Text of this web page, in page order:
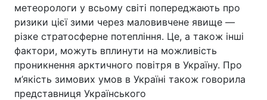
метеорологи у всьому світі попереджають про
ризики цієї зими через маловивчене явище —
різке стратосферне потепління. Це, а також інші
фактори, можуть вплинути на можливість
проникнення арктичного повітря в Україну. Про
м’якість зимових умов в Україні також говорила
представниця Українського